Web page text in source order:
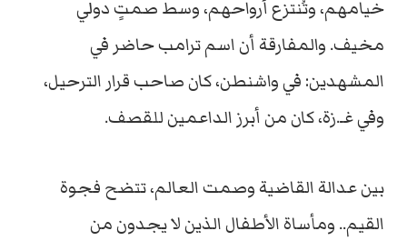
خيامهم، وتُنتزع أرواحهم، وسط صمتٍ دولي
مخيف. والمفارقة أن اسم ترامب حاضر في
المشهدين: في واشنطن، كان صاحب قرار الترحيل،
وفي غـ.زة، كان من أبرز الداعمين للقصف.
بين عدالة القاضية وصمت العالم، تتضح فجوة
القيم.. ومأساة الأطفال الذين لا يجدون من